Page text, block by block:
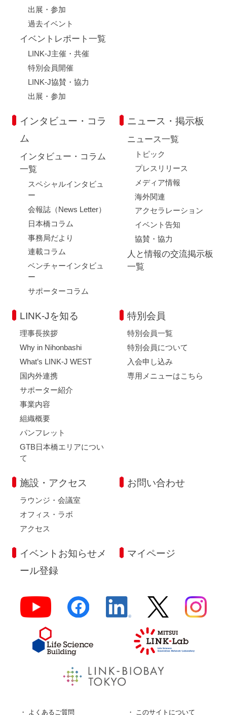
出展・参加
過去イベント
イベントレポート一覧
LINK-J主催・共催
特別会員開催
LINK-J協賛・協力
出展・参加
インタビュー・コラ
ム
インタビュー・コラム
一覧
スペシャルインタビュ
ー
会報誌（News Letter）
日本橋コラム
事務局だより
連載コラム
ベンチャーインタビュ
ー
サポーターコラム
ニュース・掲示板
ニュース一覧
トピック
プレスリリース
メディア情報
海外関連
アクセラレーション
イベント告知
協賛・協力
人と情報の交流掲示板
一覧
LINK-Jを知る
理事長挨拶
Why in Nihonbashi
What’s LINK-J WEST
国内外連携
サポーター紹介
事業内容
組織概要
パンフレット
GTB日本橋エリアについ
て
特別会員
特別会員一覧
特別会員について
入会申し込み
専用メニューはこちら
施設・アクセス
ラウンジ・会議室
オフィス・ラボ
アクセス
お問い合わせ
イベントお知らせメ
ール登録
マイページ
よくあるご質問 このサイトについて